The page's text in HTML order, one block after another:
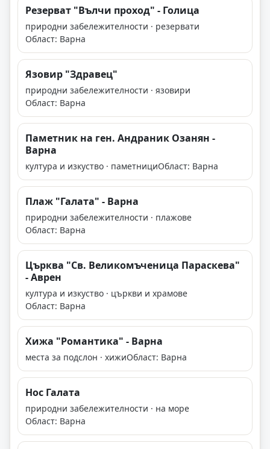
Резерват "Вълчи проход" - Голица
природни забележителности · резервати
Област: Варна
Язовир "Здравец"
природни забележителности · язовири
Област: Варна
Паметник на ген. Андраник Озанян -
Варна
култура и изкуство · паметнициОбласт: Варна
Плаж "Галата" - Варна
природни забележителности · плажове
Област: Варна
Църква "Св. Великомъченица Параскева"
- Аврен
култура и изкуство · църкви и храмове
Област: Варна
Хижа "Романтика" - Варна
места за подслон · хижиОбласт: Варна
Нос Галата
природни забележителности · на море
Област: Варна